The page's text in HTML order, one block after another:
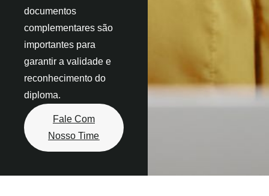
documentos
complementares são
importantes para
garantir a validade e
reconhecimento do
diploma.
Fale Com
Nosso Time